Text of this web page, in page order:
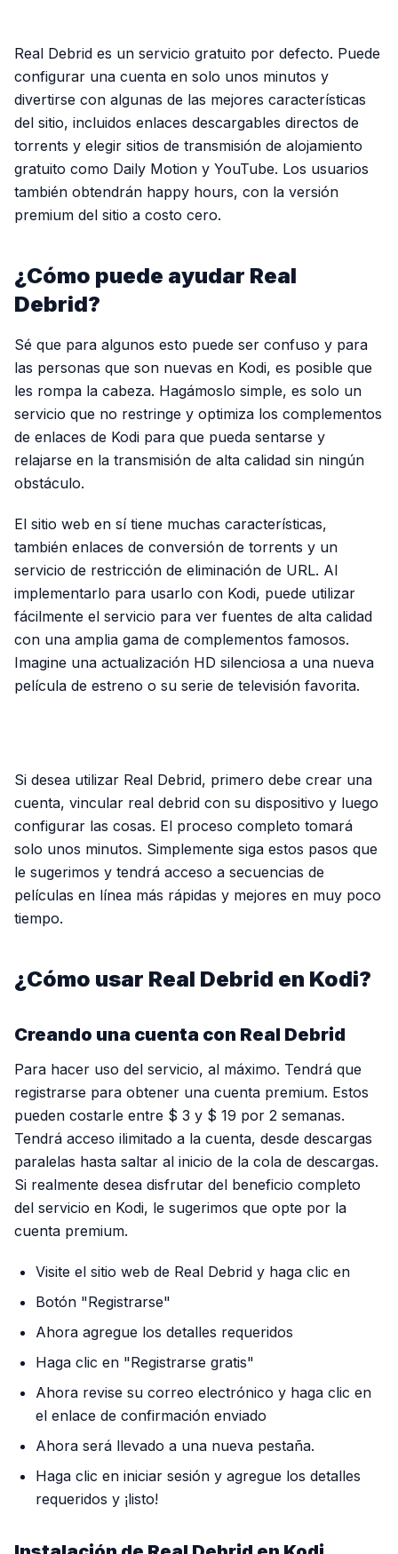
Real Debrid es un servicio gratuito por defecto. Puede
configurar una cuenta en solo unos minutos y
divertirse con algunas de las mejores características
del sitio, incluidos enlaces descargables directos de
torrents y elegir sitios de transmisión de alojamiento
gratuito como Daily Motion y YouTube. Los usuarios
también obtendrán happy hours, con la versión
premium del sitio a costo cero.
¿Cómo puede ayudar Real
Debrid?
Sé que para algunos esto puede ser confuso y para
las personas que son nuevas en Kodi, es posible que
les rompa la cabeza. Hagámoslo simple, es solo un
servicio que no restringe y optimiza los complementos
de enlaces de Kodi para que pueda sentarse y
relajarse en la transmisión de alta calidad sin ningún
obstáculo.
El sitio web en sí tiene muchas características,
también enlaces de conversión de torrents y un
servicio de restricción de eliminación de URL. Al
implementarlo para usarlo con Kodi, puede utilizar
fácilmente el servicio para ver fuentes de alta calidad
con una amplia gama de complementos famosos.
Imagine una actualización HD silenciosa a una nueva
película de estreno o su serie de televisión favorita.
Si desea utilizar Real Debrid, primero debe crear una
cuenta, vincular real debrid con su dispositivo y luego
configurar las cosas. El proceso completo tomará
solo unos minutos. Simplemente siga estos pasos que
le sugerimos y tendrá acceso a secuencias de
películas en línea más rápidas y mejores en muy poco
tiempo.
¿Cómo usar Real Debrid en Kodi?
Creando una cuenta con Real Debrid
Para hacer uso del servicio, al máximo. Tendrá que
registrarse para obtener una cuenta premium. Estos
pueden costarle entre $ 3 y $ 19 por 2 semanas.
Tendrá acceso ilimitado a la cuenta, desde descargas
paralelas hasta saltar al inicio de la cola de descargas.
Si realmente desea disfrutar del beneficio completo
del servicio en Kodi, le sugerimos que opte por la
cuenta premium.
Visite el sitio web de Real Debrid y haga clic en
Botón "Registrarse"
Ahora agregue los detalles requeridos
Haga clic en "Registrarse gratis"
Ahora revise su correo electrónico y haga clic en
el enlace de confirmación enviado
Ahora será llevado a una nueva pestaña.
Haga clic en iniciar sesión y agregue los detalles
requeridos y ¡listo!